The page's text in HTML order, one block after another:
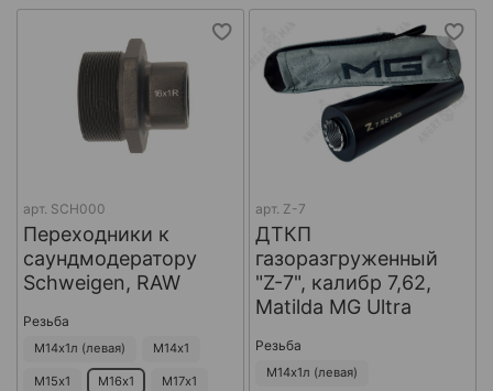
арт. SCH000
Переходники к
саундмодератору
Schweigen, RAW
Резьба
М14х1л (левая) М14х1
М15х1 М16х1 М17х1
арт. Z-7
ДТКП
газоразгруженный
"Z-7", калибр 7,62,
Matilda MG Ultra
Резьба
М14х1л (левая)